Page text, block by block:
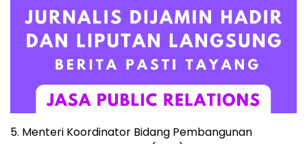
5. Menteri Koordinator Bidang Pembangunan